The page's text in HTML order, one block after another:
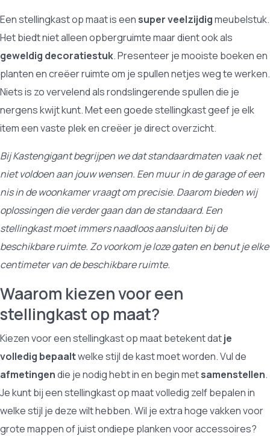
Een stellingkast op maat is een super veelzijdigmeubelstuk.
Het biedt niet alleen opbergruimte maar dient ook als
geweldig decoratiestuk. Presenteer je mooiste boeken en
planten en creëer ruimte om je spullen netjes weg te werken.
Niets is zo vervelend als rondslingerende spullen die je
nergens kwijt kunt. Met een goede stellingkast geef je elk
item een vaste plek en creëer je direct overzicht.
Bij Kastengigant begrijpen we dat standaardmaten vaak net
niet voldoen aan jouw wensen. Een muur in de garage of een
nis in de woonkamer vraagt om precisie. Daarom bieden wij
oplossingen die verder gaan dan de standaard. Een
stellingkast moet immers naadloos aansluiten bij de
beschikbare ruimte. Zo voorkom je loze gaten en benut je elke
centimeter van de beschikbare ruimte.
Waarom kiezen voor een
stellingkast op maat?
Kiezen voor een stellingkast op maat betekent datje
volledig bepaaltwelke stijl de kast moet worden. Vul de
afmetingendie je nodig hebt in en begin metsamenstellen.
Je kunt bij een stellingkast op maat volledig zelf bepalen in
welke stijl je deze wilt hebben. Wil je extra hoge vakken voor
grote mappen of juist ondiepe planken voor accessoires?